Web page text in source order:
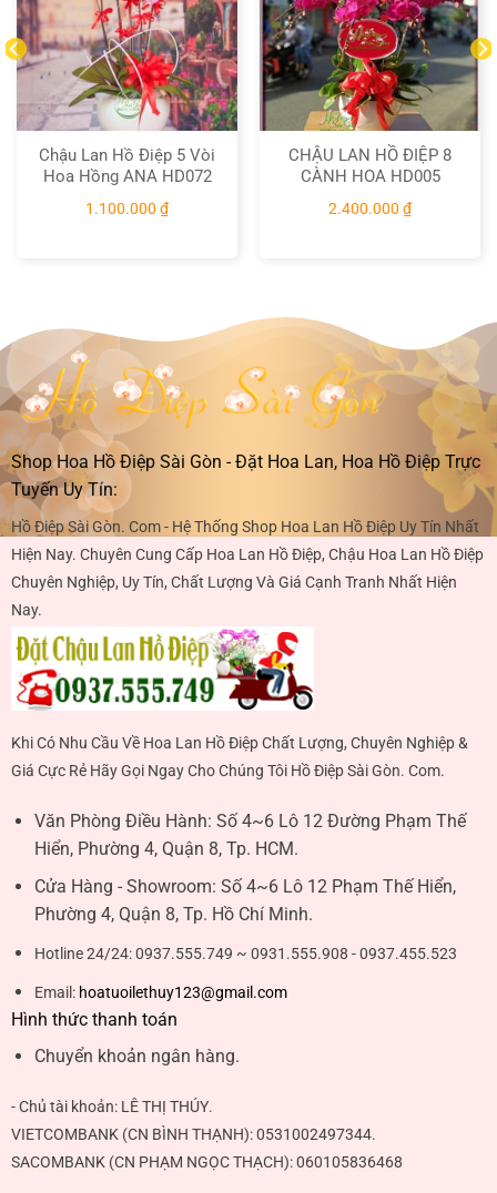
Chậu Lan Hồ Điệp 5 Vòi
Hoa Hồng ANA HD072
1.100.000 ₫
CHẬU LAN HỒ ĐIỆP 8
CÀNH HOA HD005
2.400.000 ₫
Shop Hoa Hồ Điệp Sài Gòn - Đặt Hoa Lan, Hoa Hồ Điệp Trực
Tuyến Uy Tín:
Hồ Điệp Sài Gòn. Com - Hệ Thống Shop Hoa Lan Hồ Điệp Uy Tín Nhất
Hiện Nay. Chuyên Cung Cấp Hoa Lan Hồ Điệp, Chậu Hoa Lan Hồ Điệp
Chuyên Nghiệp, Uy Tín, Chất Lượng Và Giá Cạnh Tranh Nhất Hiện
Nay.
Khi Có Nhu Cầu Về Hoa Lan Hồ Điệp Chất Lượng, Chuyên Nghiệp &
Giá Cực Rẻ Hãy Gọi Ngay Cho Chúng Tôi Hồ Điệp Sài Gòn. Com.
Văn Phòng Điều Hành: Số 4~6 Lô 12 Đường Phạm Thế
Hiển, Phường 4, Quận 8, Tp. HCM.
Cửa Hàng - Showroom: Số 4~6 Lô 12 Phạm Thế Hiển,
Phường 4, Quận 8, Tp. Hồ Chí Minh.
Hotline 24/24:0937.555.749 ~ 0931.555.908 - 0937.455.523
Email: hoatuoilethuy123@gmail.com
Hình thức thanh toán
Chuyển khoản ngân hàng.
- Chủ tài khoản: LÊ THỊ THÚY.
VIETCOMBANK (CN BÌNH THẠNH):0531002497344.
SACOMBANK (CN PHẠM NGỌC THẠCH):060105836468